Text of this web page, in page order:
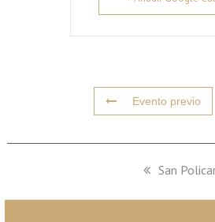
Evento previo
previous
San